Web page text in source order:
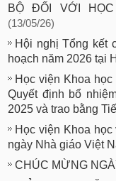
BỘ ĐỐI VỚI
(13/05/26)
Hội nghị Tổng kết
hoạch năm 2026 tại
Học viện Khoa
Quyết định bổ
2025 và trao bằng
Học viện Khoa
ngày Nhà giáo Việt
CHÚC MỪNG